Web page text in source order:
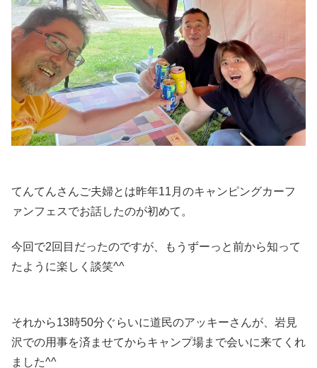
てんてんさんご夫婦とは昨年11月のキャンピングカーフ
ァンフェスでお話したのが初めて。
今回で2回目だったのですが、もうずーっと前から知って
たように楽しく談笑^^
それから13時50分ぐらいに道民のアッキーさんが、岩見
沢での用事を済ませてからキャンプ場まで会いに来てくれ
ました^^